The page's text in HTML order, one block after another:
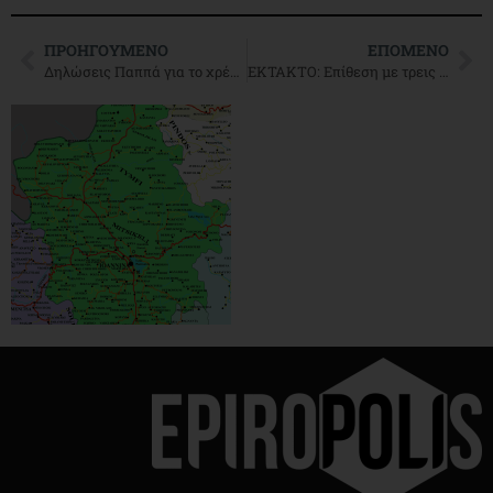
ΠΡΟΗΓΟΎΜΕΝΟ
Δηλώσεις Παππά για το χρέος αλλά και για τα κανάλια
ΕΠΌΜΕΝΟ
ΕΚΤΑΚΤΟ: Επίθεση με τρεις τραυματίες στη Χάγη ΒΙΝΤΕΟ